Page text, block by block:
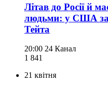
Літав до Росії й
людьми: у США
Тейта
20:00 24 Канал
1 841
21 квітня